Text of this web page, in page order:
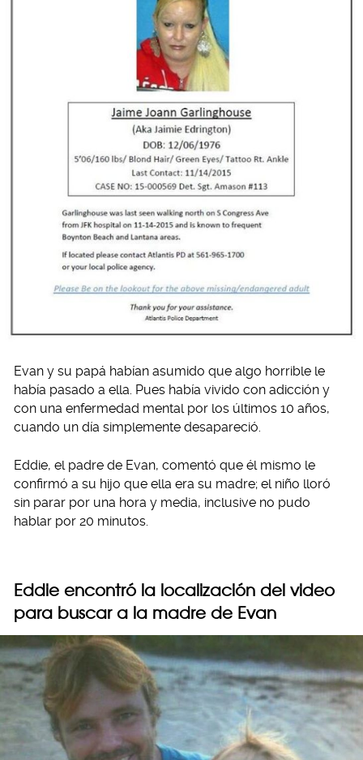
Evan y su papá habían asumido que algo horrible le
había pasado a ella. Pues había vivido con adicción y
con una enfermedad mental por los últimos 10 años,
cuando un día simplemente desapareció.
Eddie, el padre de Evan, comentó que él mismo le
confirmó a su hijo que ella era su madre; el niño lloró
sin parar por una hora y media, inclusive no pudo
hablar por 20 minutos.
Eddie encontró la localización del video
para buscar a la madre de Evan